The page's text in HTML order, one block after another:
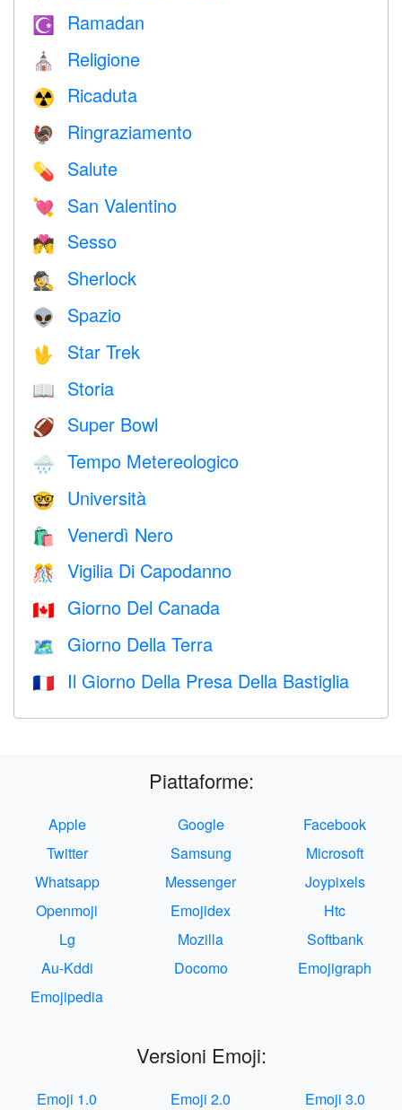
☪️ Ramadan
⛪️ Religione
☢️ Ricaduta
🦃 Ringraziamento
💊 Salute
💘 San Valentino
💏 Sesso
🕵️ Sherlock
👽 Spazio
🖖 Star Trek
📖 Storia
🏈 Super Bowl
🌧 Tempo Metereologico
🤓 Università
🛍 Venerdì Nero
🎊 Vigilia Di Capodanno
🇨🇦 Giorno Del Canada
🗺️ Giorno Della Terra
🇫🇷 Il Giorno Della Presa Della Bastiglia
Piattaforme:
Apple Google
Facebook
Twitter
Samsung
Microsoft
Whatsapp
Messenger
Joypixels
Openmoji
Emojidex
Htc
Lg
Mozilla
Softbank
Au-Kddi
Docomo
Emojigraph
Emojipedia
Versioni Emoji:
Emoji 1.0 Emoji 2.0 Emoji 3.0